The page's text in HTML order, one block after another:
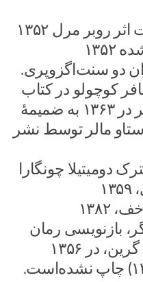
مرل ۱۳۵۲
دو سنت‌اگزوپری.
نام مسافر کوچولو در کتاب
جمعه منتشر شد و بار دیگر در ۱۳۶۳ به ضمیمهٔ
مالر توسط نشر
دومیتیلا چونگارا
۱۳۸۲
بازنویسی رمان
قدرت و افتخار اثر گراهام گرین، در ۱۳۵۶